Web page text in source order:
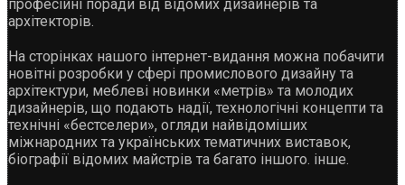
професійні поради від відомих дизайнерів та
архітекторів.
На сторінках нашого інтернет-видання можна побачити
новітні розробки у сфері промислового дизайну та
архітектури, меблеві новинки «метрів» та молодих
дизайнерів, що подають надії, технологічні концепти та
технічні «бестселери», огляди найвідоміших
міжнародних та українських тематичних виставок,
біографії відомих майстрів та багато іншого. інше.